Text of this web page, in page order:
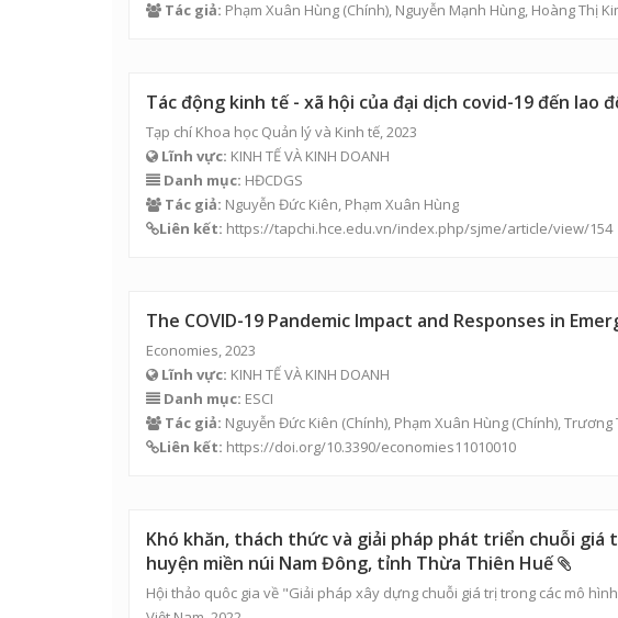
Tác giả: Phạm Xuân Hùng (Chính), Nguyễn Mạnh Hùng, Hoàng Thị
Tác động kinh tế - xã hội của đại dịch covid-19 đến
Tạp chí Khoa học Quản lý và Kinh tế, 2023
Lĩnh vực: KINH TẾ VÀ KINH DOANH
Danh mục: HĐCDGS
Tác giả: Nguyễn Đức Kiên, Phạm Xuân Hùng
Liên kết: https://tapchi.hce.edu.vn/index.php/sjme/article/view/154
The COVID-19 Pandemic Impact and Responses in
Economies, 2023
Lĩnh vực: KINH TẾ VÀ KINH DOANH
Danh mục: ESCI
Tác giả: Nguyễn Đức Kiên (Chính), Phạm Xuân Hùng (Chính),Trương
Liên kết: https://doi.org/10.3390/economies11010010
Khó khăn, thách thức và giải pháp phát triển chuỗi
huyện miền núi Nam Đông, tỉnh Thừa Thiên Huế
Hội thảo quôc gia về "Giải pháp xây dựng chuỗi giá trị trong các mô